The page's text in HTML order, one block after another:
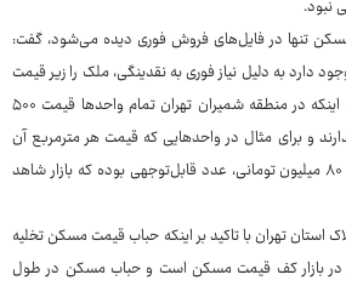
تنها در فایل‌های فروش فوری دیده می‌شود، گفت:
دارد به دلیل نیاز فوری به نقدینگی، ملک را زیر قیمت
بازار به فروش می‌گذارند، ضمن اینکه در منطقه شمیران تهران تمام واحدها قیمت ۵۰۰
و برای مثال در واحدهایی که قیمت هر مترمربع آن
۲۰۰ میلیون تومان است، ریزش ۸۰ میلیون تومانی، عدد قابل‌توجهی بوده که بازار شاهد
استان تهران با تاکید بر اینکه حباب قیمت مسکن تخلیه
بازار کف قیمت مسکن است و حباب مسکن در طول